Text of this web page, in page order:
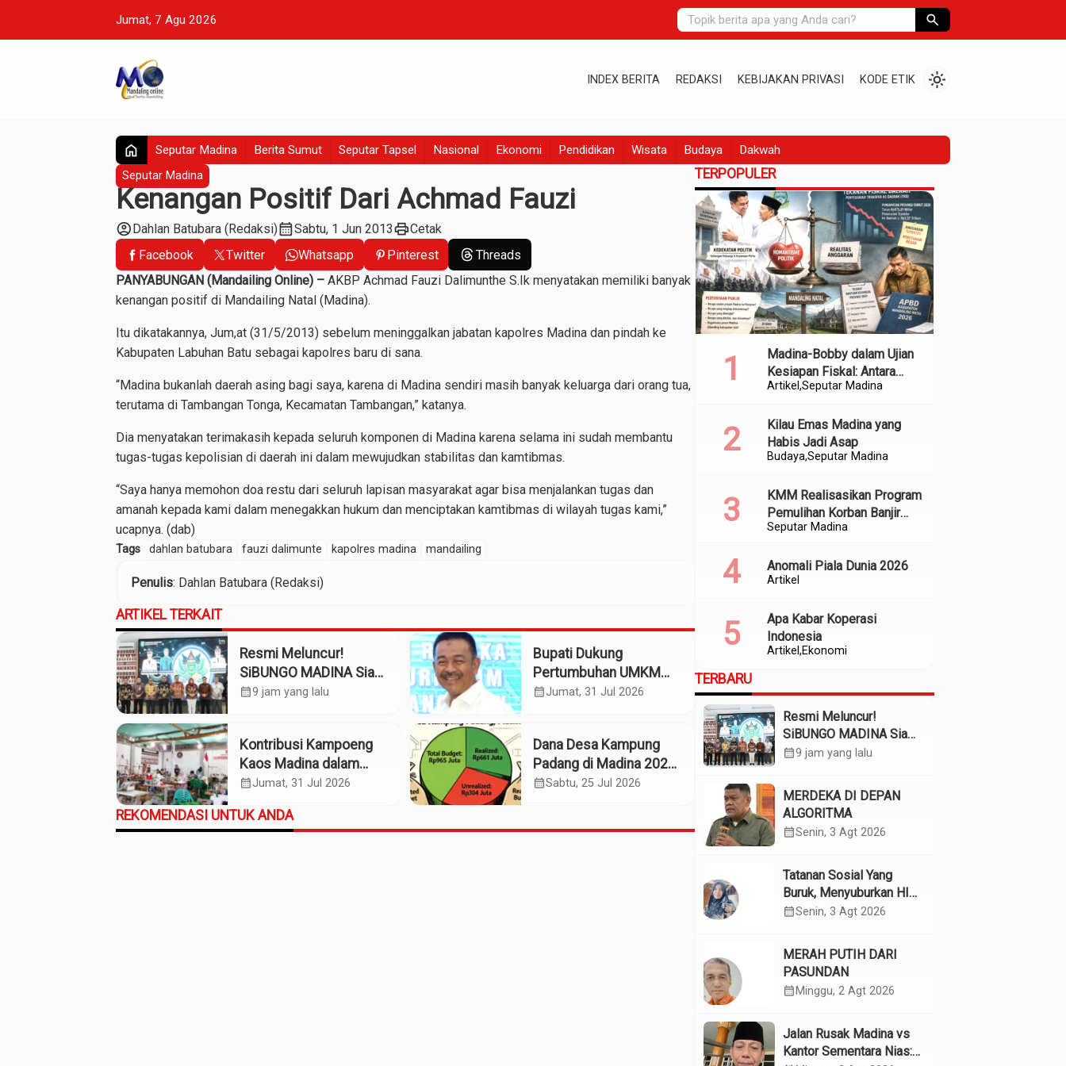
Jumat, 7 Agu 2026 search
INDEX BERITA REDAKSI KEBIJAKAN PRIVASI KODE ETIK light_mode
home Seputar Madina Berita Sumut Seputar Tapsel Nasional Ekonomi Pendidikan Wisata Budaya Dakwah
Seputar Madina
Kenangan Positif Dari Achmad Fauzi
account_circleDahlan Batubara (Redaksi)calendar_monthSabtu, 1 Jun 2013printCetak
Facebook
Twitter Whatsapp Pinterest
Threads
PANYABUNGAN (Mandailing Online) – AKBP Achmad Fauzi Dalimunthe S.Ik menyatakan memiliki banyak
kenangan positif di Mandailing Natal (Madina).
Itu dikatakannya, Jum,at (31/5/2013) sebelum meninggalkan jabatan kapolres Madina dan pindah ke
Kabupaten Labuhan Batu sebagai kapolres baru di sana.
“Madina bukanlah daerah asing bagi saya, karena di Madina sendiri masih banyak keluarga dari orang tua,
terutama di Tambangan Tonga, Kecamatan Tambangan,” katanya.
Dia menyatakan terimakasih kepada seluruh komponen di Madina karena selama ini sudah membantu
tugas-tugas kepolisian di daerah ini dalam mewujudkan stabilitas dan kamtibmas.
“Saya hanya memohon doa restu dari seluruh lapisan masyarakat agar bisa menjalankan tugas dan
amanah kepada kami dalam menegakkan hukum dan menciptakan kamtibmas di wilayah tugas kami,”
ucapnya. (dab)
Tags dahlan batubara fauzi dalimunte kapolres madina mandailing
Penulis: Dahlan Batubara (Redaksi)
ARTIKEL TERKAIT
Resmi Meluncur!
SiBUNGO MADINA Siap
Optimalkan Pendapatan
calendar_month9 jam yang lalu
Bupati Dukung
Pertumbuhan UMKM
Termasuk Kampoeng
calendar_monthJumat, 31 Jul 2026
Kontribusi Kampoeng
Kaos Madina dalam
Industri Budaya dan
calendar_monthJumat, 31 Jul 2026
Dana Desa Kampung
Padang di Madina 2025:
Pagu Rp965 Juta,
calendar_monthSabtu, 25 Jul 2026
REKOMENDASI UNTUK ANDA
TERPOPULER
Artikel Seputar Madina
Madina-Bobby dalam Ujian
Kesiapan Fiskal: Antara
Kedekatan Politik dan
BudayaSeputar Madina
Kilau Emas Madina yang
Habis Jadi Asap
Seputar Madina
KMM Realisasikan Program
Pemulihan Korban Banjir
dan Longsor di Kabupaten
Artikel
Anomali Piala Dunia 2026
Artikel Ekonomi
Apa Kabar Koperasi
Indonesia
TERBARU
Resmi Meluncur!
SiBUNGO MADINA Siap
Optimalkan Pendapatan
calendar_month9 jam yang lalu
MERDEKA DI DEPAN
ALGORITMA
calendar_monthSenin, 3 Agt 2026
Tatanan Sosial Yang
Buruk, Menyuburkan HIV
Pada Remaja
calendar_monthSenin, 3 Agt 2026
MERAH PUTIH DARI
PASUNDAN
calendar_month Minggu, 2 Agt 2026
Jalan Rusak Madina vs
Kantor Sementara Nias: